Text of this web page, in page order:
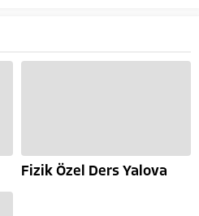
Fizik Özel Ders Yalova